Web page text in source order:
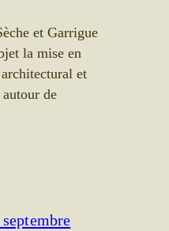
et Garrigue
la mise en
et
de